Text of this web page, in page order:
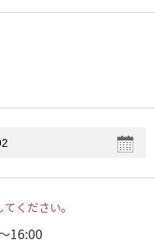
ください。
16:00